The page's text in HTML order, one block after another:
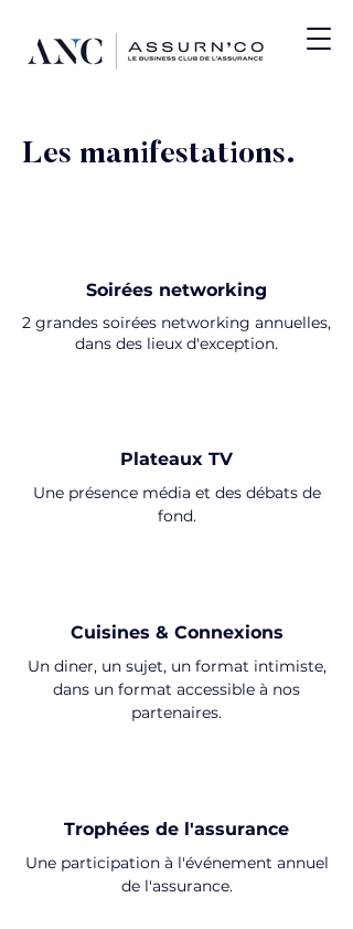
Les manifestations.
Soirées networking
2 grandes soirées networking annuelles,
dans des lieux d'exception.
Plateaux TV
Une présence média et des débats de
fond.
Cuisines & Connexions
Un diner, un sujet, un format intimiste,
dans un format accessible à nos
partenaires.
Trophées de l'assurance
Une participation à l'événement annuel
de l'assurance.